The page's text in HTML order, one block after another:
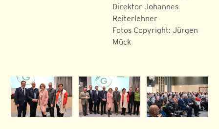
Direktor Johannes
Reiterlehner
Fotos Copyright: Jürgen
Mück